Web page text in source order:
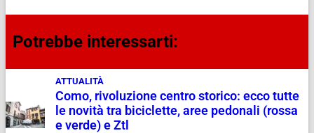
Potrebbe interessarti:
ATTUALITÀ
Como, rivoluzione centro storico: ecco tutte
le novità tra biciclette, aree pedonali (rossa
e verde) e Ztl